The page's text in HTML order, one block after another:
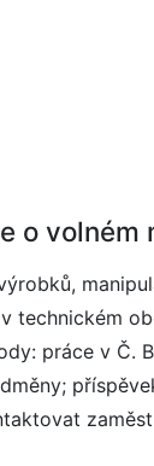
o volném
technickém
práce v Č.